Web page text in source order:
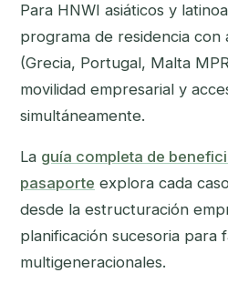
Para HNWI asiáticos y
programa de residencia con
(Grecia, Portugal, Malta
movilidad empresarial y
simultáneamente.
La guía completa de
pasaporte explora cada
desde la estructuración
planificación sucesoria para
multigeneracionales.